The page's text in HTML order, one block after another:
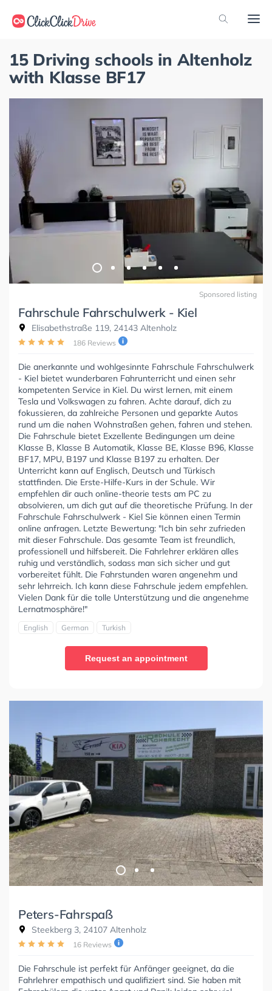
15 Driving schools in Altenholz
with Klasse BF17
Sponsored listing
Fahrschule Fahrschulwerk - Kiel
Elisabethstraße 119, 24143 Altenholz
186 Reviews
Die anerkannte und wohlgesinnte Fahrschule Fahrschulwerk
- Kiel bietet wunderbaren Fahrunterricht und einen sehr
kompetenten Service in Kiel. Du wirst lernen, mit einem
Tesla und Volkswagen zu fahren. Achte darauf, dich zu
fokussieren, da zahlreiche Personen und geparkte Autos
rund um die nahen Wohnstraßen gehen, fahren und stehen.
Die Fahrschule bietet Exzellente Bedingungen um deine
Klasse B, Klasse B Automatik, Klasse BE, Klasse B96, Klasse
BF17, MPU, B197 und Klasse B197 zu erhalten. Der
Unterricht kann auf Englisch, Deutsch und Türkisch
stattfinden. Die Erste-Hilfe-Kurs in der Schule. Wir
empfehlen dir auch online-theorie tests am PC zu
absolvieren, um dich gut auf die theoretische Prüfung. In der
Fahrschule Fahrschulwerk - Kiel Sie können einen Termin
online anfragen. Letzte Bewertung: "Ich bin sehr zufrieden
mit dieser Fahrschule. Das gesamte Team ist freundlich,
professionell und hilfsbereit. Die Fahrlehrer erklären alles
ruhig und verständlich, sodass man sich sicher und gut
vorbereitet fühlt. Die Fahrstunden waren angenehm und
sehr lehrreich. Ich kann diese Fahrschule jedem empfehlen.
Vielen Dank für die tolle Unterstützung und die angenehme
Lernatmosphäre!"
English German Turkish
Request an appointment
Peters-Fahrspaß
Steekberg 3, 24107 Altenholz
16 Reviews
Die Fahrschule ist perfekt für Anfänger geeignet, da die
Fahrlehrer empathisch und qualifiziert sind. Sie haben mit